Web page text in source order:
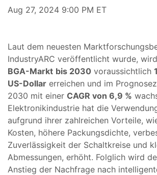
Aug 27, 2024 9:00 PM ET
Laut dem neuesten
IndustryARC veröffentlicht wurde,
BGA-Markt bis 2030 voraussichtlich
US-Dollar erreichen und im
2030 mit einer CAGR von 6,9 %
Elektronikindustrie hat die
aufgrund ihrer zahlreichen Vorteile,
Kosten, höhere Packungsdichte,
Zuverlässigkeit der Schaltkreise und
Abmessungen, erhöht. Folglich wird
Anstieg der Nachfrage nach